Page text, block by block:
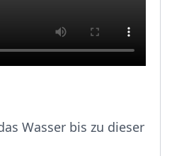
Wasser bis zu dieser